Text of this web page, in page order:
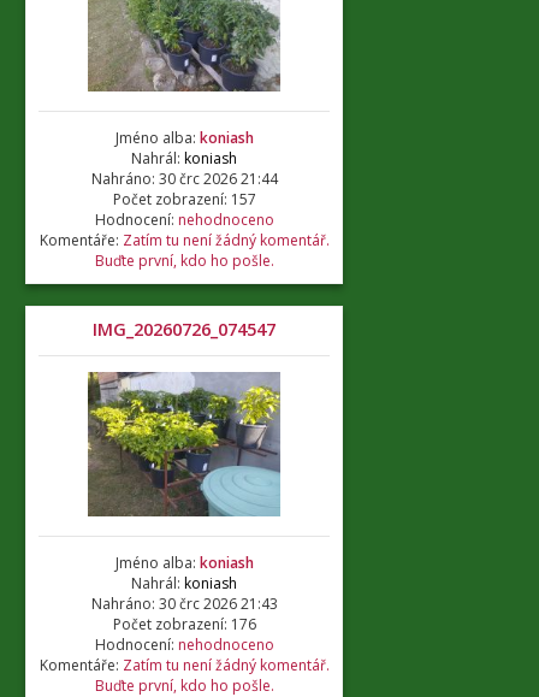
Jméno alba: koniash
Nahrál: koniash
Nahráno: 30 črc 2026 21:44
Počet zobrazení: 157
Hodnocení: nehodnoceno
Komentáře: Zatím tu není žádný komentář.
Buďte první, kdo ho pošle.
IMG_20260726_074547
Jméno alba: koniash
Nahrál: koniash
Nahráno: 30 črc 2026 21:43
Počet zobrazení: 176
Hodnocení: nehodnoceno
Komentáře: Zatím tu není žádný komentář.
Buďte první, kdo ho pošle.